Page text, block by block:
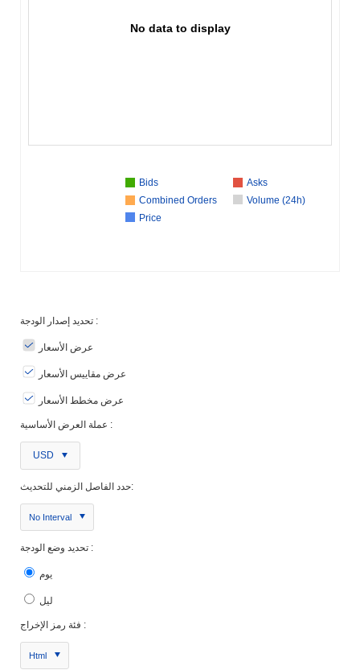
No data to display
Bids
Asks
Combined Orders
Volume (24h)
Price
تحديد إصدار الودجة :
عرض الأسعار
عرض مقاييس الأسعار
عرض مخطط الأسعار
عملة العرض الأساسية :
USD
حدد الفاصل الزمني للتحديث:
No Interval
تحديد وضع الودجة :
يوم
ليل
فئة رمز الإخراج :
Html